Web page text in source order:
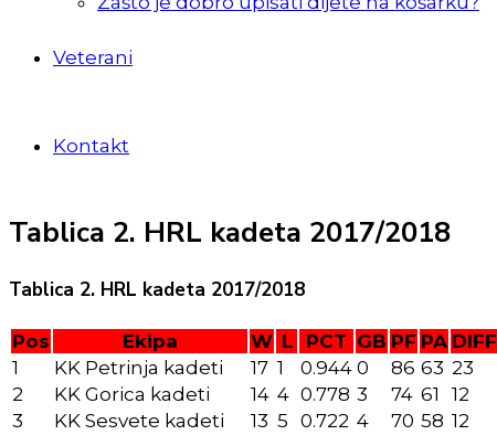
Veterani
Kontakt
Tablica 2. HRL kadeta 2017/2018
Tablica 2. HRL kadeta 2017/2018
Pos Ekipa W L PCT GB PF PA DIFF
1
KK Petrinja kadeti 17 1 0.944 0 86 63 23
2
KK Gorica kadeti 14 4 0.778 3 74 61
12
3
KK Sesvete kadeti 13 5 0.722 4 70 58 12